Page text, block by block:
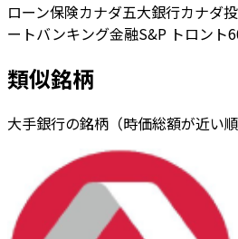
ローン保険カナダ五大銀行カナダ
ートバンキング金融S&P トロント
類似銘柄
大手銀行の銘柄（時価総額が近い順